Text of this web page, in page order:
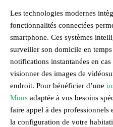
Les technologies modernes
fonctionnalités connectées
smartphone. Ces systèmes
surveiller son domicile en
notifications instantanées en
visionner des images de
endroit. Pour bénéficier d’une
Mons adaptée à vos besoins
faire appel à des
la configuration de votre